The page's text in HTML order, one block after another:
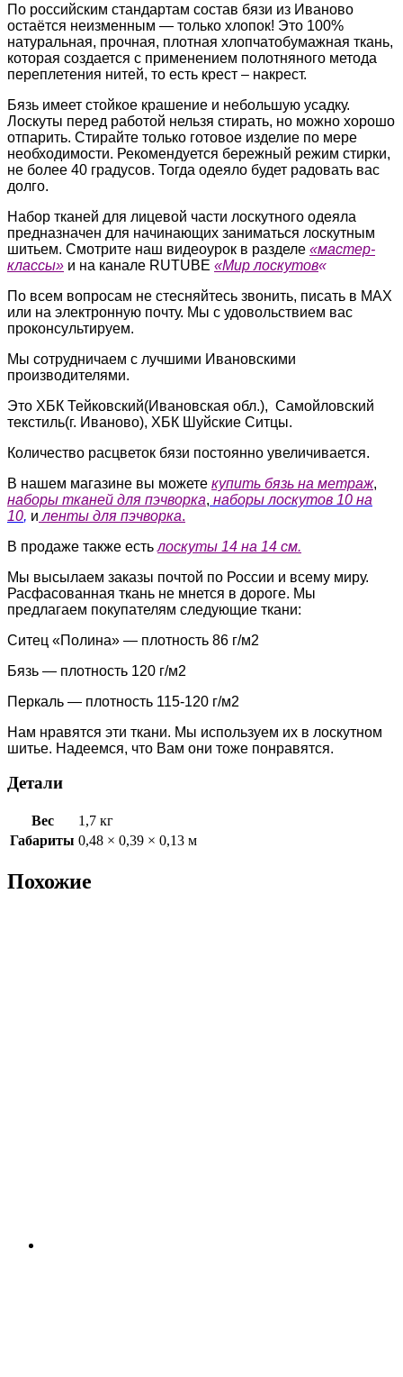
По российским стандартам состав бязи из Иваново
остаётся неизменным — только хлопок! Это 100%
натуральная, прочная, плотная хлопчатобумажная ткань,
которая создается с применением полотняного метода
переплетения нитей, то есть крест – накрест.
Бязь имеет стойкое крашение и небольшую усадку.
Лоскуты перед работой нельзя стирать, но можно хорошо
отпарить. Стирайте только готовое изделие по мере
необходимости. Рекомендуется бережный режим стирки,
не более 40 градусов. Тогда одеяло будет радовать вас
долго.
Набор тканей для лицевой части лоскутного одеяла
предназначен для начинающих заниматься лоскутным
шитьем. Смотрите наш видеоурок в разделе «мастер-
классы» и на канале RUTUBE «Мир лоскутов«
По всем вопросам не стесняйтесь звонить, писать в MAX
или на электронную почту. Мы с удовольствием вас
проконсультируем.
Мы сотрудничаем с лучшими Ивановскими
производителями.
Это ХБК Тейковский(Ивановская обл.), Самойловский
текстиль(г. Иваново), ХБК Шуйские Ситцы.
Количество расцветок бязи постоянно увеличивается.
В нашем магазине вы можете купить бязь на метраж,
наборы тканей для пэчворка, наборы лоскутов 10 на
10, и ленты для пэчворка.
В продаже также есть лоскуты 14 на 14 см.
Мы высылаем заказы почтой по России и всему миру.
Расфасованная ткань не мнется в дороге. Мы
предлагаем покупателям следующие ткани:
Ситец «Полина» — плотность 86 г/м2
Бязь — плотность 120 г/м2
Перкаль — плотность 115-120 г/м2
Нам нравятся эти ткани. Мы используем их в лоскутном
шитье. Надеемся, что Вам они тоже понравятся.
Детали
Вес
1,7 кг
Габариты 0,48 × 0,39 × 0,13 м
Похожие